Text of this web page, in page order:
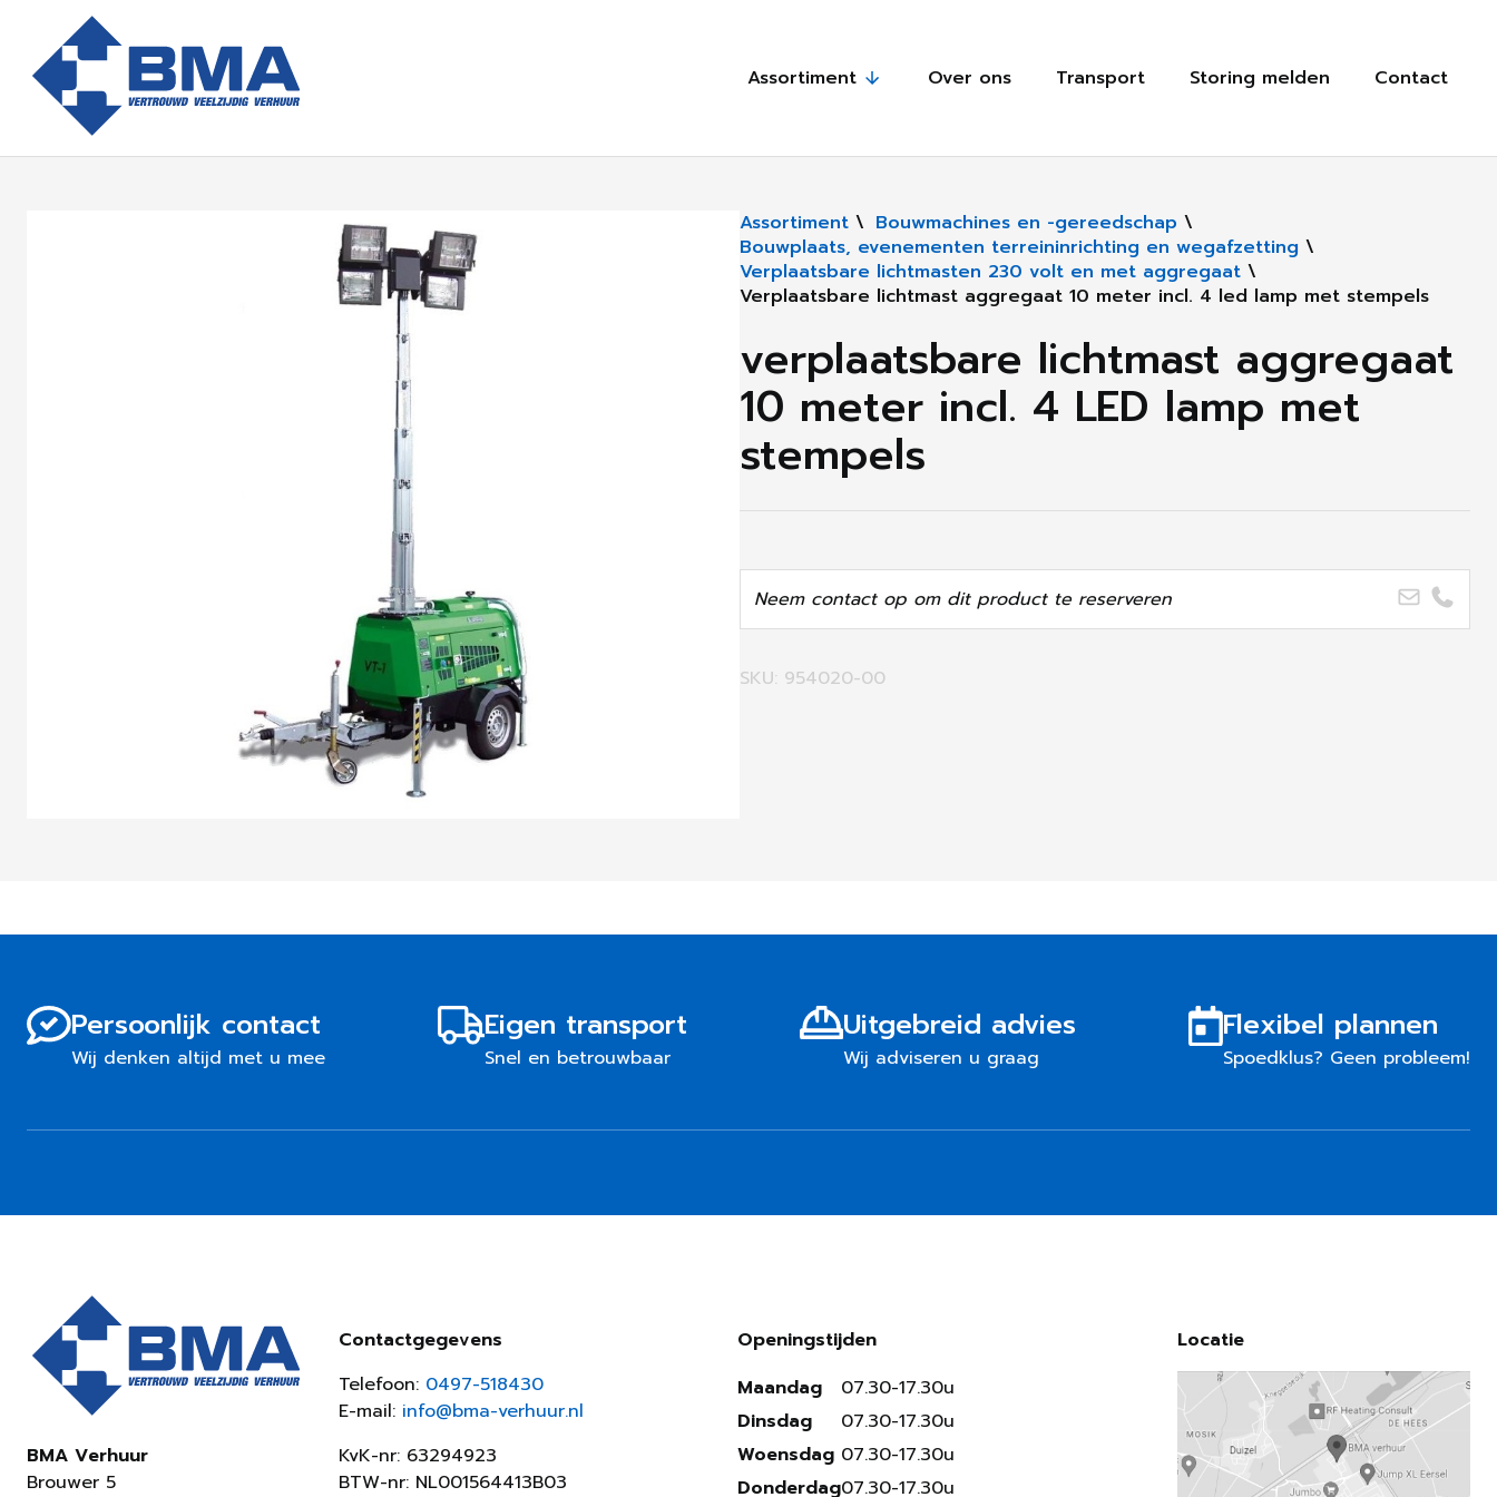
Assortiment Over ons Transport Storing melden Contact
Assortiment \ Bouwmachines en -gereedschap \
Bouwplaats, evenementen terreininrichting en wegafzetting \
Verplaatsbare lichtmasten 230 volt en met aggregaat \
Verplaatsbare lichtmast aggregaat 10 meter incl. 4 led lamp met stempels
verplaatsbare lichtmast aggregaat
10 meter incl. 4 LED lamp met
stempels
Neem contact op om dit product te reserveren
SKU: 954020-00
Persoonlijk contact
Wij denken altijd met u mee
Eigen transport
Snel en betrouwbaar
Uitgebreid advies
Wij adviseren u graag
Flexibel plannen
Spoedklus? Geen probleem!
BMA Verhuur
Brouwer 5
Contactgegevens
Telefoon: 0497-518430
E-mail: info@bma-verhuur.nl
KvK-nr: 63294923
BTW-nr: NL001564413B03
Openingstijden
Maandag
Dinsdag
Woensdag
Donderdag
07.30-17.30u
07.30-17.30u
07.30-17.30u
07.30-17.30u
Locatie